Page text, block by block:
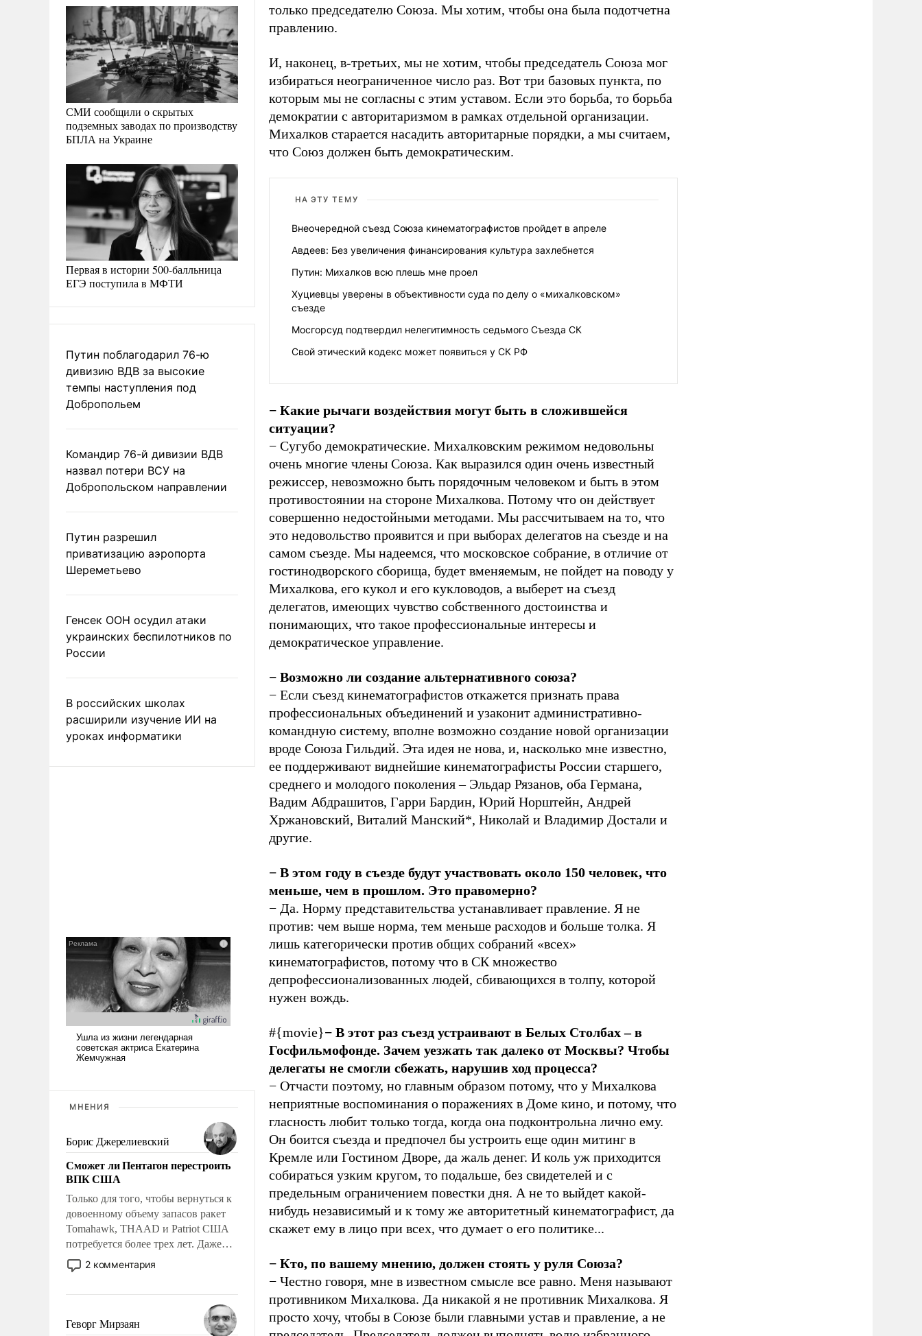
СМИ сообщили о скрытых
подземных заводах по производству
БПЛА на Украине
Первая в истории 500-балльница
ЕГЭ поступила в МФТИ
Путин поблагодарил 76-ю
дивизию ВДВ за высокие
темпы наступления под
Добропольем
Командир 76-й дивизии ВДВ
назвал потери ВСУ на
Добропольском направлении
Путин разрешил
приватизацию аэропорта
Шереметьево
Генсек ООН осудил атаки
украинских беспилотников по
России
В российских школах
расширили изучение ИИ на
уроках информатики
МНЕНИЯ
Борис Джерелиевский
Сможет ли Пентагон перестроить
ВПК США
Только для того, чтобы вернуться к
довоенному объему запасов ракет
Tomahawk, THAAD и Patriot США
потребуется более трех лет. Даже
небольшая война с Ираном
опустошила американские
уязвимости США, например, перед
2 комментария
Геворг Мирзаян
только председателю Союза. Мы хотим, чтобы она была подотчетна
правлению.
И, наконец, в-третьих, мы не хотим, чтобы председатель Союза мог
избираться неограниченное число раз. Вот три базовых пункта, по
которым мы не согласны с этим уставом. Если это борьба, то борьба
демократии с авторитаризмом в рамках отдельной организации.
Михалков старается насадить авторитарные порядки, а мы считаем,
что Союз должен быть демократическим.
НА ЭТУ ТЕМУ
Внеочередной съезд Союза кинематографистов пройдет в апреле
Авдеев: Без увеличения финансирования культура захлебнется
Путин: Михалков всю плешь мне проел
Хуциевцы уверены в объективности суда по делу о «михалковском»
съезде
Мосгорсуд подтвердил нелегитимность седьмого Съезда СК
Свой этический кодекс может появиться у СК РФ
− Какие рычаги воздействия могут быть в сложившейся
ситуации?
− Сугубо демократические. Михалковским режимом недовольны
очень многие члены Союза. Как выразился один очень известный
режиссер, невозможно быть порядочным человеком и быть в этом
противостоянии на стороне Михалкова. Потому что он действует
совершенно недостойными методами. Мы рассчитываем на то, что
это недовольство проявится и при выборах делегатов на съезде и на
самом съезде. Мы надеемся, что московское собрание, в отличие от
гостинодворского сборища, будет вменяемым, не пойдет на поводу у
Михалкова, его кукол и его кукловодов, а выберет на съезд
делегатов, имеющих чувство собственного достоинства и
понимающих, что такое профессиональные интересы и
демократическое управление.
− Возможно ли создание альтернативного союза?
− Если съезд кинематографистов откажется признать права
профессиональных объединений и узаконит административно-
командную систему, вполне возможно создание новой организации
вроде Союза Гильдий. Эта идея не нова, и, насколько мне известно,
ее поддерживают виднейшие кинематографисты России старшего,
среднего и молодого поколения – Эльдар Рязанов, оба Германа,
Вадим Абдрашитов, Гарри Бардин, Юрий Норштейн, Андрей
Хржановский, Виталий Манский*, Николай и Владимир Достали и
другие.
− В этом году в съезде будут участвовать около 150 человек, что
меньше, чем в прошлом. Это правомерно?
− Да. Норму представительства устанавливает правление. Я не
против: чем выше норма, тем меньше расходов и больше толка. Я
лишь категорически против общих собраний «всех»
кинематографистов, потому что в СК множество
депрофессионализованных людей, сбивающихся в толпу, которой
нужен вождь.
#{movie}− В этот раз съезд устраивают в Белых Столбах – в
Госфильмофонде. Зачем уезжать так далеко от Москвы? Чтобы
делегаты не смогли сбежать, нарушив ход процесса?
− Отчасти поэтому, но главным образом потому, что у Михалкова
неприятные воспоминания о поражениях в Доме кино, и потому, что
гласность любит только тогда, когда она подконтрольна лично ему.
Он боится съезда и предпочел бы устроить еще один митинг в
Кремле или Гостином Дворе, да жаль денег. И коль уж приходится
собираться узким кругом, то подальше, без свидетелей и с
предельным ограничением повестки дня. А не то выйдет какой-
нибудь независимый и к тому же авторитетный кинематографист, да
скажет ему в лицо при всех, что думает о его политике...
− Кто, по вашему мнению, должен стоять у руля Союза?
− Честно говоря, мне в известном смысле все равно. Меня называют
противником Михалкова. Да никакой я не противник Михалкова. Я
просто хочу, чтобы в Союзе были главными устав и правление, а не